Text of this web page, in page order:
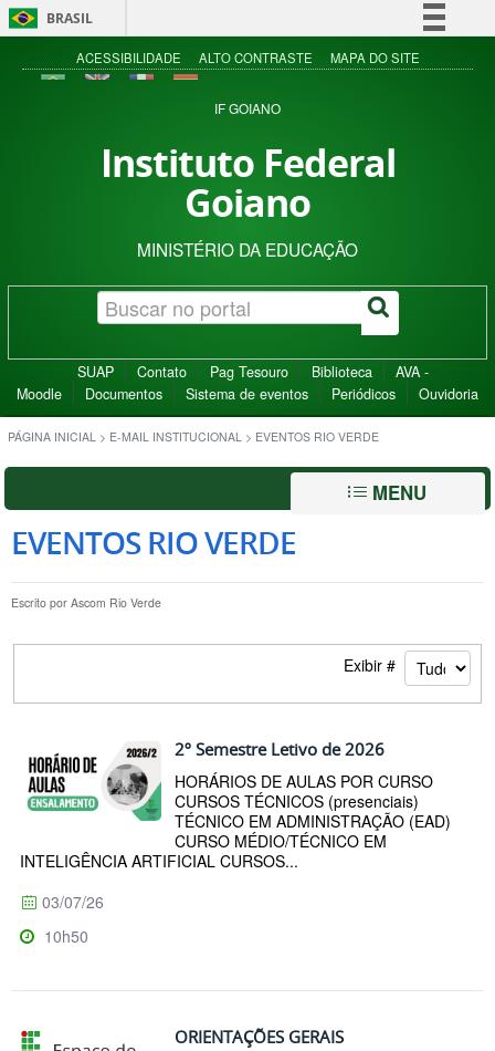
BRASIL
Simplifique!
Acesso à informação
ACESSIBILIDADE ALTO CONTRASTE MAPA DO SITE
IF GOIANO
Instituto Federal
Goiano
MINISTÉRIO DA EDUCAÇÃO
SUAP Contato Pag Tesouro Biblioteca
AVA -
Moodle
Documentos Sistema de eventos Periódicos Ouvidoria
PÁGINA INICIAL > E-MAIL INSTITUCIONAL > EVENTOS RIO VERDE
MENU
EVENTOS RIO VERDE
Escrito por Ascom Rio Verde
Exibir #
2º Semestre Letivo de 2026
HORÁRIOS DE AULAS POR CURSO
CURSOS TÉCNICOS (presenciais)
TÉCNICO EM ADMINISTRAÇÃO (EAD)
CURSO MÉDIO/TÉCNICO EM
INTELIGÊNCIA ARTIFICIAL CURSOS...
03/07/26
10h50
ORIENTAÇÕES GERAIS